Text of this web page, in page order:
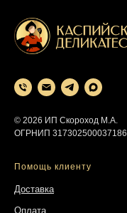
© 2026 ИП Скороход М.А.
ОГРНИП 317302500037186
Помощь клиенту
Доставка
Оплата